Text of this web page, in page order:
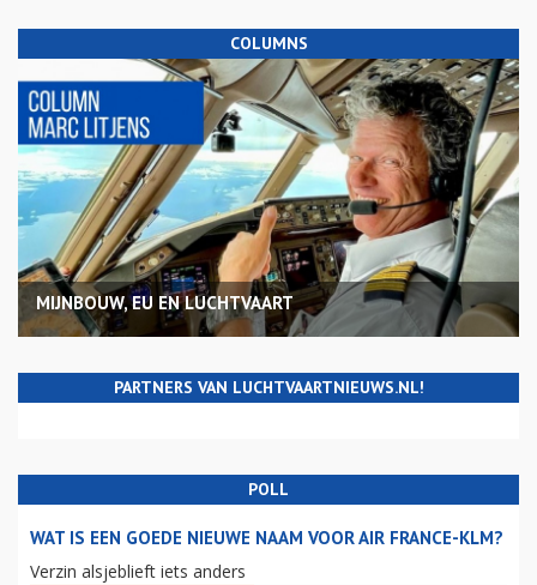
COLUMNS
MIJNBOUW, EU EN LUCHTVAART
PARTNERS VAN LUCHTVAARTNIEUWS.NL!
POLL
WAT IS EEN GOEDE NIEUWE NAAM VOOR AIR FRANCE-KLM?
Verzin alsjeblieft iets anders